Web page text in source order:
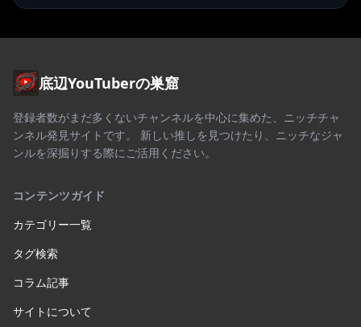
底辺YouTuberの巣窟
登録者数がまだ多くないチャンネルを中心に集めた、ニッチチャ
ンネル発見サイトです。 新しい推しを見つけたり、ニッチなジャ
ンルを深掘りする際にご活用ください。
コンテンツガイド
カテゴリー一覧
タグ検索
コラム記事
サイトについて